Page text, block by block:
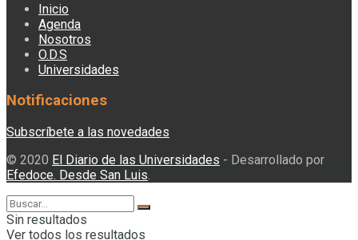
Inicio
Agenda
Nosotros
O.D.S
Universidades
Notificaciones
Subscríbete a las novedades
© 2020 El Diario de las Universidades - Desarrollado por
Efedoce. Desde San Luis.
Sin resultados
Ver todos los resultados